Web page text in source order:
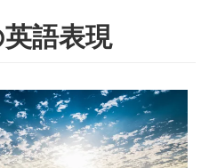
語表現